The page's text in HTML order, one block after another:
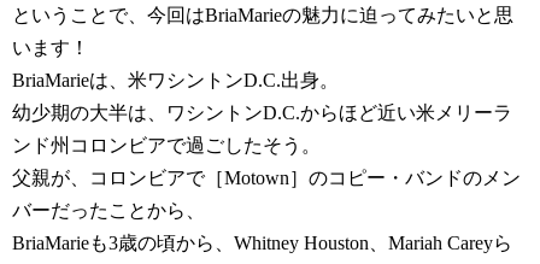
ということで、今回はBriaMarieの魅力に迫ってみたいと思
います！
BriaMarieは、米ワシントンD.C.出身。
幼少期の大半は、ワシントンD.C.からほど近い米メリーラ
ンド州コロンビアで過ごしたそう。
父親が、コロンビアで［Motown］のコピー・バンドのメン
バーだったことから、
BriaMarieも3歳の頃から、Whitney Houston、Mariah Careyら